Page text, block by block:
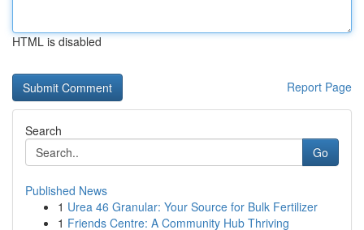
HTML is disabled
Report Page
Search
Go
Published News
1 Urea 46 Granular: Your Source for Bulk Fertilizer
1 Friends Centre: A Community Hub Thriving